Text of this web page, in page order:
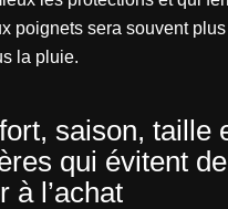
poignets sera souvent
la pluie.
saison, taille
qui évitent
à l’achat